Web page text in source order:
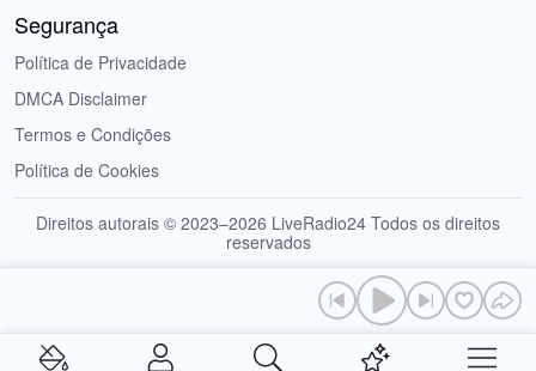
Segurança
Política de Privacidade
DMCA Disclaimer
Termos e Condições
Política de Cookies
Direitos autorais © 2023–2026 LiveRadio24 Todos os direitos
reservados